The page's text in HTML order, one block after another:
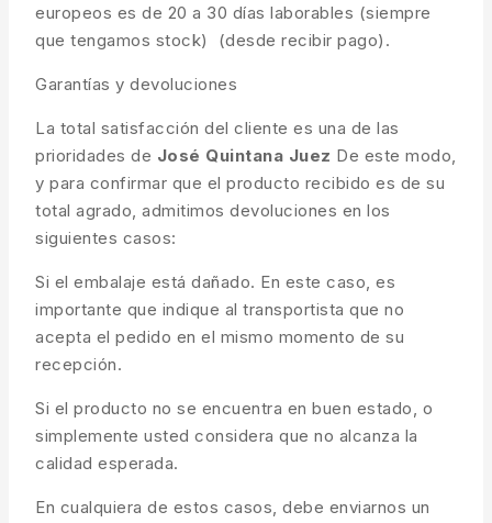
europeos es de 20 a 30 días laborables (siempre
que tengamos stock) (desde recibir pago).
Garantías y devoluciones
La total satisfacción del cliente es una de las
prioridades de José Quintana Juez De este modo,
y para confirmar que el producto recibido es de su
total agrado, admitimos devoluciones en los
siguientes casos:
Si el embalaje está dañado. En este caso, es
importante que indique al transportista que no
acepta el pedido en el mismo momento de su
recepción.
Si el producto no se encuentra en buen estado, o
simplemente usted considera que no alcanza la
calidad esperada.
En cualquiera de estos casos, debe enviarnos un